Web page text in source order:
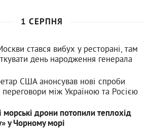
1 СЕРПНЯ
стався вибух у ресторані, там
день народження генерала
США анонсував нові спроби
переговори між Україною та Росією
морські дрони потопили теплохід
у Чорному морі